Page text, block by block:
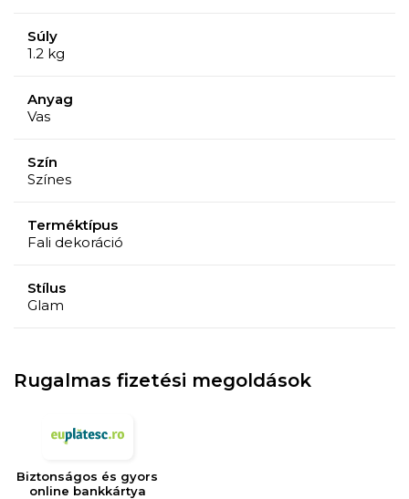
Súly
1.2 kg
Anyag
Vas
Szín
Színes
Terméktípus
Fali dekoráció
Stílus
Glam
Rugalmas fizetési megoldások
Biztonságos és gyors
online bankkártya